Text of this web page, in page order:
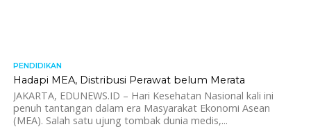
PENDIDIKAN
Hadapi MEA, Distribusi Perawat belum Merata
JAKARTA, EDUNEWS.ID – Hari Kesehatan Nasional kali ini
penuh tantangan dalam era Masyarakat Ekonomi Asean
(MEA). Salah satu ujung tombak dunia medis,...